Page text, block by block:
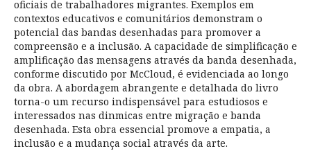
oficiais de trabalhadores migrantes. Exemplos em
contextos educativos e comunitários demonstram o
potencial das bandas desenhadas para promover a
compreensão e a inclusão. A capacidade de simplificação e
amplificação das mensagens através da banda desenhada,
conforme discutido por McCloud, é evidenciada ao longo
da obra. A abordagem abrangente e detalhada do livro
torna-o um recurso indispensável para estudiosos e
interessados nas dinmicas entre migração e banda
desenhada. Esta obra essencial promove a empatia, a
inclusão e a mudança social através da arte.